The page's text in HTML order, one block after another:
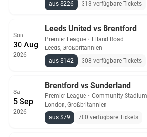
aus $226
313 verfügbare Tickets
Son
30 Aug
2026
Leeds United vs Brentford
Premier League ・ Elland Road
Leeds, Großbritannien
aus $142
308 verfügbare Tickets
Sa
5 Sep
2026
Brentford vs Sunderland
Premier League ・ Community Stadium
London, Großbritannien
aus $79
700 verfügbare Tickets